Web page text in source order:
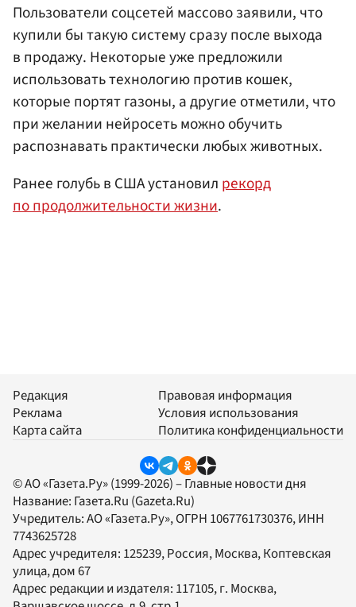
Пользователи соцсетей массово заявили, что
купили бы такую систему сразу после выхода
в продажу. Некоторые уже предложили
использовать технологию против кошек,
которые портят газоны, а другие отметили, что
при желании нейросеть можно обучить
распознавать практически любых животных.
Ранее голубь в США установил рекорд
по продолжительности жизни.
Редакция
Реклама
Карта сайта
Правовая информация
Условия использования
Политика конфиденциальности
© АО «Газета.Ру» (1999-2026) – Главные новости дня
Название: Газета.Ru (Gazeta.Ru)
Учредитель:АО «Газета.Ру», ОГРН 1067761730376, ИНН
7743625728
Адрес учредителя: 125239, Россия, Москва, Коптевская
улица, дом 67
Адрес редакции и издателя: 117105, г. Москва,